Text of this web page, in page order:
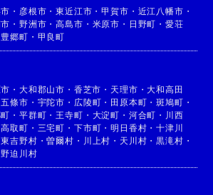
・ 彦根市 ・東近江市 ・甲賀市 ・ 近江八幡市 ・
・野洲市 ・高島市 ・ 米原市 ・ 日野町 ・ 愛荘
豊郷町 ・ 甲良町
・大和郡山市 ・ 香芝市 ・ 天理市 ・大和高田
五條市 ・ 宇陀市 ・ 広陵町 ・ 田原本町 ・斑鳩町 ・
・平群町 ・ 王寺町 ・ 大淀町 ・ 河合町 ・ 川西
高取町 ・ 三宅町 ・ 下市町 ・明日香村 ・十津川
東吉野村 ・曽爾村 ・ 川上村 ・ 天川村 ・黒滝村 ・
野迫川村